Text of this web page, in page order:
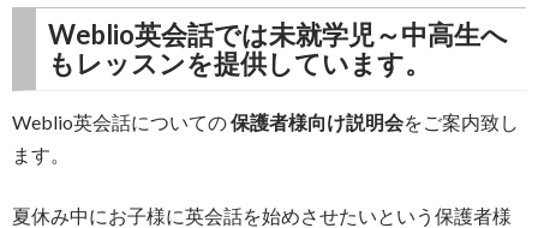
Weblio英会話では未就学児～中高生へ
もレッスンを提供しています。
Weblio英会話についての保護者様向け説明会をご案内致し
ます。
夏休み中にお子様に英会話を始めさせたいという保護者様